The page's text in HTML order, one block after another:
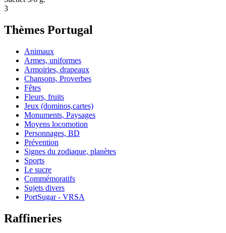
3
Thèmes Portugal
Animaux
Armes, uniformes
Armoiries, drapeaux
Chansons, Proverbes
Fêtes
Fleurs, fruits
Jeux (dominos,cartes)
Monuments, Paysages
Moyens locomotion
Personnages, BD
Prévention
Signes du zodiaque, planètes
Sports
Le sucre
Commémoratifs
Sujets divers
PortSugar - VRSA
Raffineries